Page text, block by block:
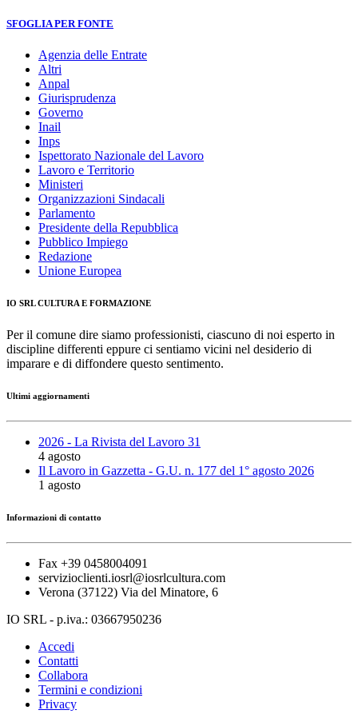
SFOGLIA PER FONTE
Agenzia delle Entrate
Altri
Anpal
Giurisprudenza
Governo
Inail
Inps
Ispettorato Nazionale del Lavoro
Lavoro e Territorio
Ministeri
Organizzazioni Sindacali
Parlamento
Presidente della Repubblica
Pubblico Impiego
Redazione
Unione Europea
IO SRL CULTURA E FORMAZIONE
Per il comune dire siamo professionisti, ciascuno di noi esperto in
discipline differenti eppure ci sentiamo vicini nel desiderio di
imparare e di diffondere questo sentimento.
Ultimi aggiornamenti
2026 - La Rivista del Lavoro 31
4 agosto
Il Lavoro in Gazzetta - G.U. n. 177 del 1° agosto 2026
1 agosto
Informazioni di contatto
Fax +39 0458004091
servizioclienti.iosrl@iosrlcultura.com
Verona (37122) Via del Minatore, 6
IO SRL - p.iva.: 03667950236
Accedi
Contatti
Collabora
Termini e condizioni
Privacy